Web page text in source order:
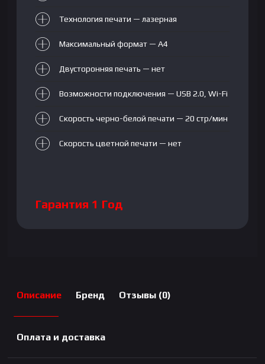
Технология печати — лазерная
Максимальный формат — А4
Двусторонняя печать — нет
Возможности подключения — USB 2.0, Wi-Fi
Скорость черно-белой печати — 20 стр/мин
Скорость цветной печати — нет
Гарантия 1 Год
Описание Бренд Отзывы (0)
Оплата и доставка